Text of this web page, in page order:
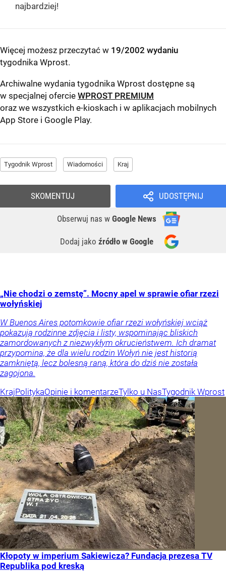
najbardziej!
Więcej możesz przeczytać w 19/2002 wydaniu
tygodnika Wprost.
Archiwalne wydania tygodnika Wprost dostępne są
w specjalnej ofercie WPROST PREMIUM
oraz we wszystkich e-kioskach i w aplikacjach mobilnych
App Store i Google Play.
Tygodnik Wprost Wiadomości Kraj
UDOSTĘPNIJ
Obserwuj nas w Google News
Dodaj jako źródło w Google
SKOMENTUJ
„Nie chodzi o zemstę”. Mocny apel w sprawie ofiar rzezi
wołyńskiej
W Buenos Aires potomkowie ofiar rzezi wołyńskiej wciąż
pokazują rodzinne zdjęcia i listy, wspominając bliskich
zamordowanych z niezwykłym okrucieństwem. Ich dramat
przypomina, że dla wielu rodzin Wołyń nie jest historią
zamkniętą, lecz bolesną raną, która do dziś nie została
zagojona.
KrajPolitykaOpinie i komentarzeTylko u NasTygodnik Wprost
Kłopoty w imperium Sakiewicza? Fundacja prezesa TV
Republika pod kreską